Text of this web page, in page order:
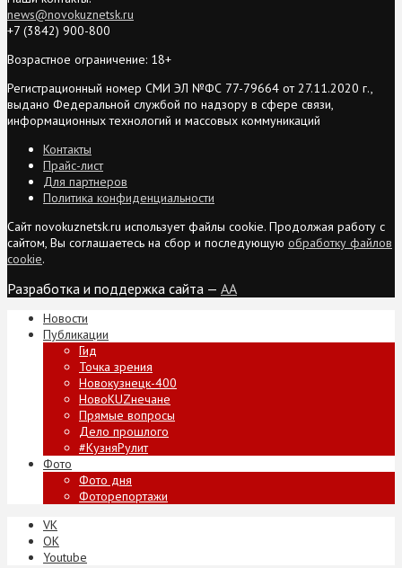
news@novokuznetsk.ru
+7 (3842) 900-800
Возрастное ограничение: 18+
Регистрационный номер СМИ ЭЛ №ФС 77-79664 от 27.11.2020 г.,
выдано Федеральной службой по надзору в сфере связи,
информационных технологий и массовых коммуникаций
Контакты
Прайс-лист
Для партнеров
Политика конфиденциальности
Сайт novokuznetsk.ru использует файлы cookie. Продолжая работу с
сайтом, Вы соглашаетесь на сбор и последующую обработку файлов
cookie.
Разработка и поддержка сайта — AA
Новости
Публикации
Гид
Точка зрения
Новокузнецк-400
НовоKUZнечане
Прямые вопросы
Дело прошлого
#КузняРулит
Фото
Фото дня
Фоторепортажи
VK
ОК
Youtube